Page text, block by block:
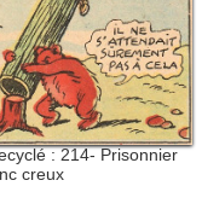
: 214- Prisonnier
creux